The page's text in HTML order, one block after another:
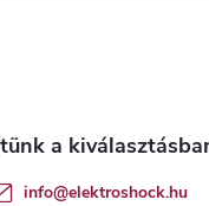
info@elektroshock.hu